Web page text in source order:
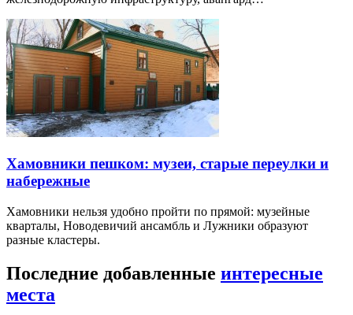
Хамовники пешком: музеи, старые переулки и
набережные
Хамовники нельзя удобно пройти по прямой: музейные
кварталы, Новодевичий ансамбль и Лужники образуют
разные кластеры.
Последние добавленные интересные
места